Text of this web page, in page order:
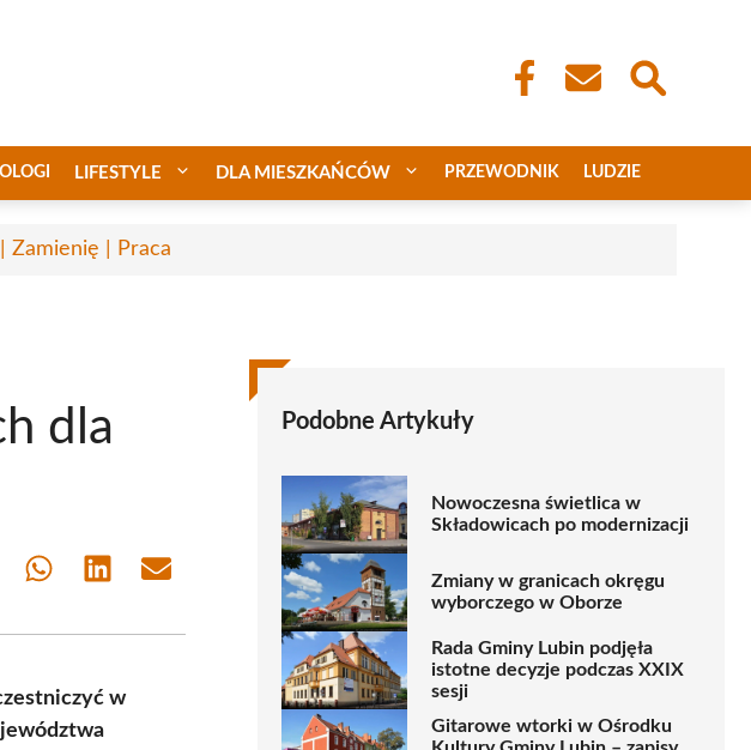
LIFESTYLE DLA MIESZKAŃCÓW PRZEWODNIK LUDZIE
Zamienię | Praca
dla
Share Share Share
w
Podobne Artykuły
Nowoczesna świetlica w
Składowicach po modernizacji
Zmiany w granicach okręgu
wyborczego w Oborze
Rada Gminy Lubin podjęła
istotne decyzje podczas XXIX
sesji
Gitarowe wtorki w Ośrodku